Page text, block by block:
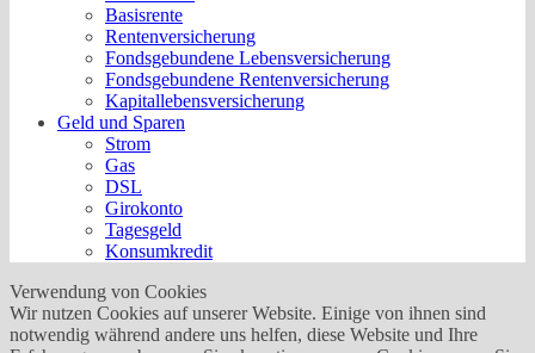
Basisrente
Rentenversicherung
Fondsgebundene Lebensversicherung
Fondsgebundene Rentenversicherung
Kapitallebensversicherung
Geld und Sparen
Strom
Gas
DSL
Girokonto
Tagesgeld
Konsumkredit
Verwendung von Cookies
Wir nutzen Cookies auf unserer Website. Einige von ihnen sind
notwendig während andere uns helfen, diese Website und Ihre